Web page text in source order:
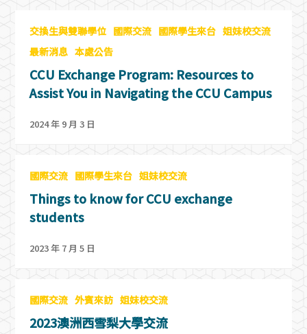
交換生與雙聯學位 國際交流 國際學生來台 姐妹校交流
最新消息 本處公告
CCU Exchange Program: Resources to
Assist You in Navigating the CCU Campus
2024 年 9 月 3 日
國際交流 國際學生來台 姐妹校交流
Things to know for CCU exchange
students
2023 年 7 月 5 日
國際交流 外賓來訪 姐妹校交流
2023澳洲西雪梨大學交流